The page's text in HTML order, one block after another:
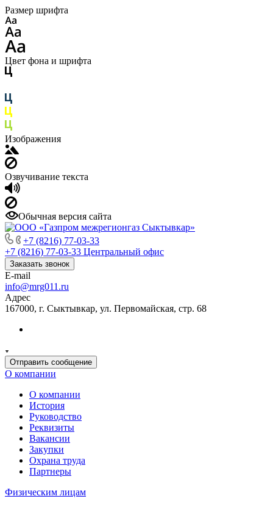
Размер шрифта
Цвет фона и шрифта
Изображения
Озвучивание текста
Обычная версия сайта
+7 (8216) 77-03-33
+7 (8216) 77-03-33 Центральный офис
Заказать звонок
E-mail
info@mrg011.ru
Адрес
167000, г. Сыктывкар, ул. Первомайская, стр. 68
Отправить сообщение
О компании
О компании
История
Руководство
Реквизиты
Вакансии
Закупки
Охрана труда
Партнеры
Физическим лицам